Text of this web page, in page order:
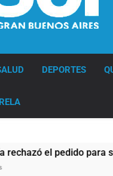
DEPORTES
para suspender el